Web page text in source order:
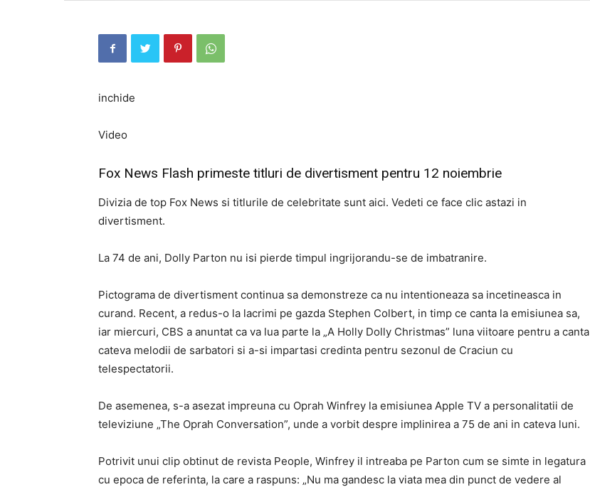
inchide
Video
Fox News Flash primeste titluri de divertisment pentru 12 noiembrie
Divizia de top Fox News si titlurile de celebritate sunt aici. Vedeti ce face clic astazi in
divertisment.
La 74 de ani, Dolly Parton nu isi pierde timpul ingrijorandu-se de imbatranire.
Pictograma de divertisment continua sa demonstreze ca nu intentioneaza sa incetineasca in
curand. Recent, a redus-o la lacrimi pe gazda Stephen Colbert, in timp ce canta la emisiunea sa,
iar miercuri, CBS a anuntat ca va lua parte la „A Holly Dolly Christmas” luna viitoare pentru a canta
cateva melodii de sarbatori si a-si impartasi credinta pentru sezonul de Craciun cu
telespectatorii.
De asemenea, s-a asezat impreuna cu Oprah Winfrey la emisiunea Apple TV a personalitatii de
televiziune „The Oprah Conversation”, unde a vorbit despre implinirea a 75 de ani in cateva luni.
Potrivit unui clip obtinut de revista People, Winfrey il intreaba pe Parton cum se simte in legatura
cu epoca de referinta, la care a raspuns: „Nu ma gandesc la viata mea din punct de vedere al